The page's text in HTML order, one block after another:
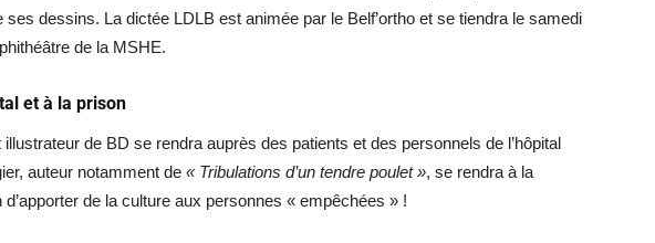
ses dessins. La dictée LDLB est animée par le Belf’ortho et se tiendra le samedi
de la MSHE.
et à la prison
de BD se rendra auprès des patients et des personnels de l’hôpital
auteur notamment de « Tribulations d’un tendre poulet », se rendra à la
d’apporter de la culture aux personnes « empêchées » !